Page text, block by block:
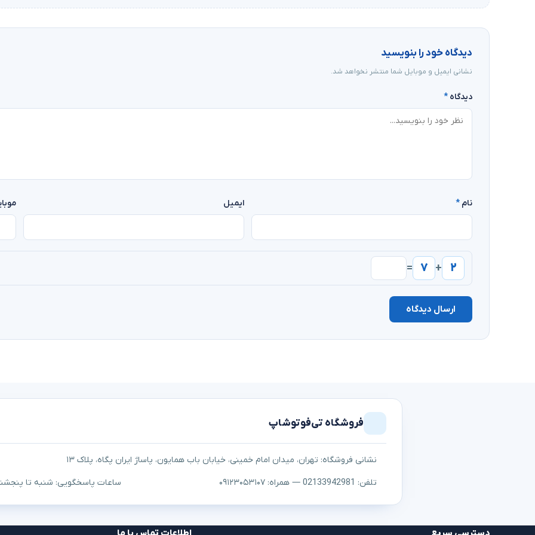
دیدگاه خود را بنویسید
نشانی ایمیل و موبایل شما منتشر نخواهد شد.
دیدگاه *
نام * ایمیل
۲ + ۷ =
ارسال دیدگاه
فروشگاه تی‌فوتوشاپ
نشانی فروشگاه: تهران، میدان امام خمینی، خیابان باب همایون، پاساژ ایران پگاه، پلاک ۱۳
تلفن: 02133942981 — همراه: ۰۹۱۲۳۰۵۳۱۰۷
ساعات پاسخگویی: شنبه تا پنجشنبه ۱۰ صبح تا